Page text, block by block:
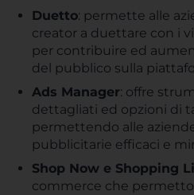
Duetto: permette alle
creator a duettare con i
per contribuire ed
del pubblico sulla
Ads Manager: offre
dettagliati ed opzioni di
permettendo alle
pubblicitarie efficaci e
Shop Now e Shopping
commerce che